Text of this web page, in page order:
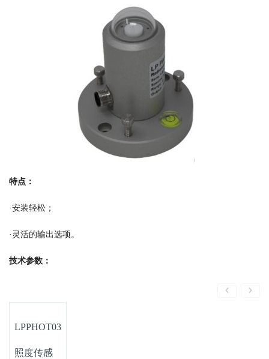
特点：
·安装轻松；
·灵活的输出选项。
技术参数：
LPPHOT03
照度传感